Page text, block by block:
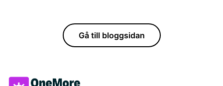
Gå till bloggsidan